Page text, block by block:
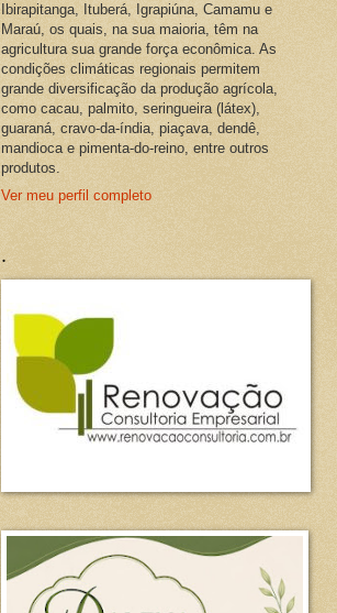
Ibirapitanga, Ituberá, Igrapiúna, Camamu e
Maraú, os quais, na sua maioria, têm na
agricultura sua grande força econômica. As
condições climáticas regionais permitem
grande diversificação da produção agrícola,
como cacau, palmito, seringueira (látex),
guaraná, cravo-da-índia, piaçava, dendê,
mandioca e pimenta-do-reino, entre outros
produtos.
Ver meu perfil completo
.